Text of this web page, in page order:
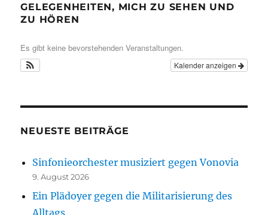
GELEGENHEITEN, MICH ZU SEHEN UND
ZU HÖREN
Es gibt keine bevorstehenden Veranstaltungen.
Kalender anzeigen
NEUESTE BEITRÄGE
Sinfonieorchester musiziert gegen Vonovia
9. August 2026
Ein Plädoyer gegen die Militarisierung des
Alltags